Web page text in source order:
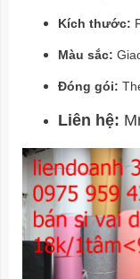
Kích thước:
Màu sắc:
Đóng gói:
Liên hệ: